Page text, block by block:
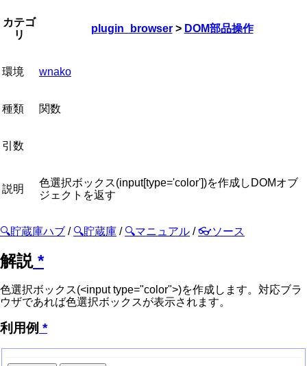
カテゴ
リ
plugin_browser> DOM部品操作
環境 wnako
種類 関数
引数
説明
色選択ボックス(input[type='color'])を作成しDOMオブ
ジェクトを返す
🔍貯蔵庫ハブ / 🔍貯蔵庫 / 🔍マニュアル /👓ソース
解説*
色選択ボックス(<input type="color">)を作成します。対応ブラ
ウザであれば色選択ボックスが表示されます。
利用例 *